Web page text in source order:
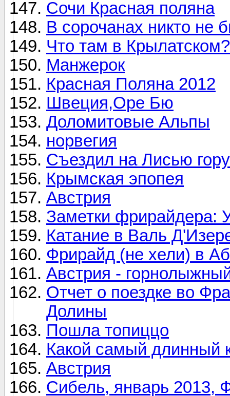
Сочи Красная поляна
В сорочанах никто не
Что там в
Манжерок
Красная Поляна 2012
Швеция,Оре Бю
Доломитовые Альпы
норвегия
Съездил на Лисью
Крымская эпопея
Австрия
Заметки фрирайдера:
Катание в Валь
Фрирайд (не хели) в
Австрия -
Отчет о поездке во
Долины
Пошла топиццо
Какой самый длинный
Австрия
Сибель, январь 2013,